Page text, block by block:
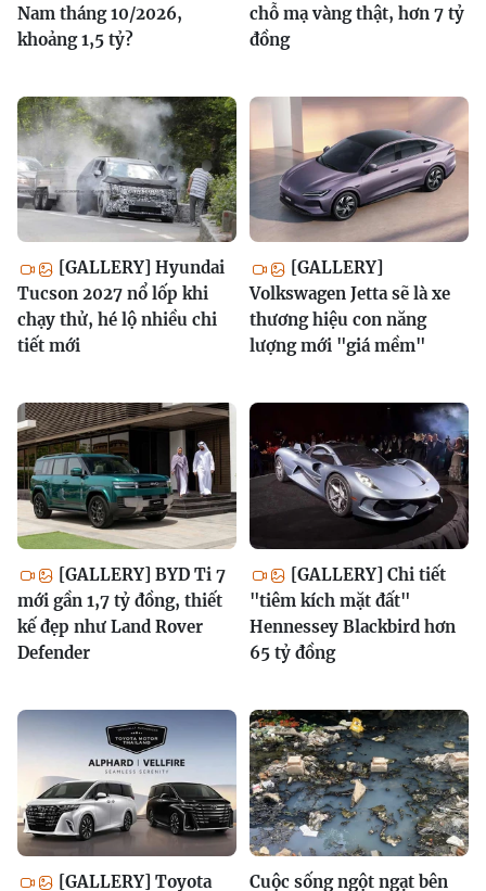
Nam tháng 10/2026,
khoảng 1,5 tỷ?
chỗ mạ vàng thật, hơn 7 tỷ
đồng
[GALLERY] Hyundai
Tucson 2027 nổ lốp khi
chạy thử, hé lộ nhiều chi
tiết mới
[GALLERY]
Volkswagen Jetta sẽ là xe
thương hiệu con năng
lượng mới "giá mềm"
[GALLERY] BYD Ti 7
mới gần 1,7 tỷ đồng, thiết
kế đẹp như Land Rover
Defender
[GALLERY] Chi tiết
"tiêm kích mặt đất"
Hennessey Blackbird hơn
65 tỷ đồng
[GALLERY] Toyota Cuộc sống ngột ngạt bên